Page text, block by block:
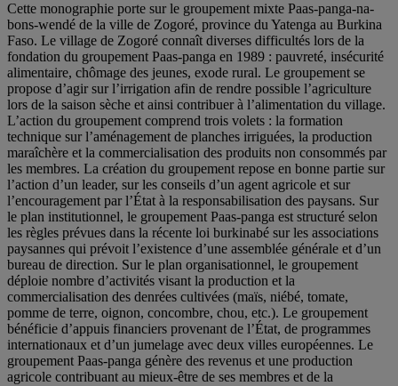
Cette monographie porte sur le groupement mixte Paas-panga-na-
bons-wendé de la ville de Zogoré, province du Yatenga au Burkina
Faso. Le village de Zogoré connaît diverses difficultés lors de la
fondation du groupement Paas-panga en 1989 : pauvreté, insécurité
alimentaire, chômage des jeunes, exode rural. Le groupement se
propose d’agir sur l’irrigation afin de rendre possible l’agriculture
lors de la saison sèche et ainsi contribuer à l’alimentation du village.
L’action du groupement comprend trois volets : la formation
technique sur l’aménagement de planches irriguées, la production
maraîchère et la commercialisation des produits non consommés par
les membres. La création du groupement repose en bonne partie sur
l’action d’un leader, sur les conseils d’un agent agricole et sur
l’encouragement par l’État à la responsabilisation des paysans. Sur
le plan institutionnel, le groupement Paas-panga est structuré selon
les règles prévues dans la récente loi burkinabé sur les associations
paysannes qui prévoit l’existence d’une assemblée générale et d’un
bureau de direction. Sur le plan organisationnel, le groupement
déploie nombre d’activités visant la production et la
commercialisation des denrées cultivées (maïs, niébé, tomate,
pomme de terre, oignon, concombre, chou, etc.). Le groupement
bénéficie d’appuis financiers provenant de l’État, de programmes
internationaux et d’un jumelage avec deux villes européennes. Le
groupement Paas-panga génère des revenus et une production
agricole contribuant au mieux-être de ses membres et de la